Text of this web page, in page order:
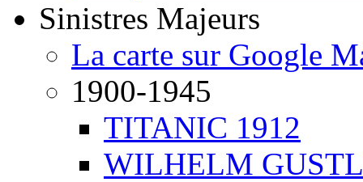
Sinistres Majeurs
La carte sur Google
1900-1945
TITANIC 1912
WILHELM